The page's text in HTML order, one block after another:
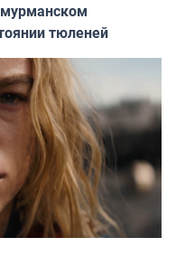
тюленей